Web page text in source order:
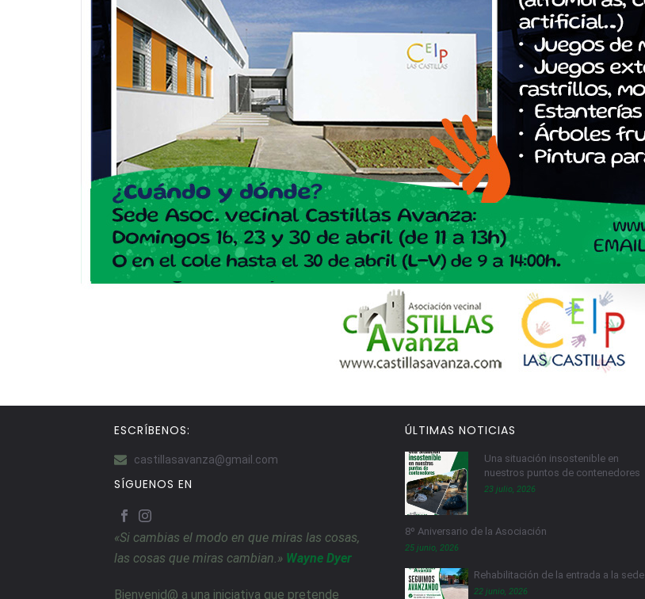
ESCRÍBENOS:
castillasavanza@gmail.com
SÍGUENOS EN
«Si cambias el modo en que miras las cosas,
las cosas que miras cambian.» Wayne Dyer
Bienvenid@ a una iniciativa que pretende
ÚLTIMAS NOTICIAS
Una situación insostenible en
nuestros puntos de contenedores
23 julio, 2026
8º Aniversario de la Asociación
25 junio, 2026
Rehabilitación de la entrada a la sede
22 junio, 2026